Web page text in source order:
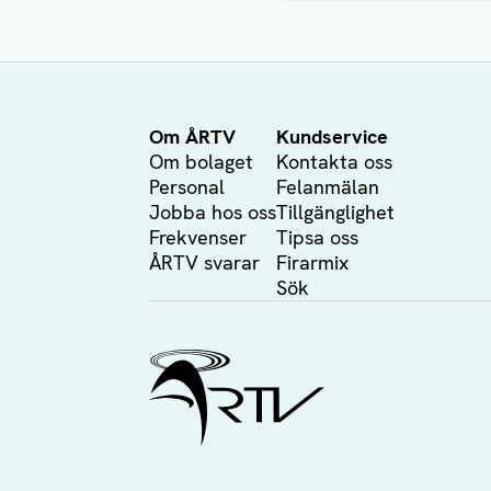
Om ÅRTV
Om bolaget
Personal
Jobba hos oss
Frekvenser
ÅRTV svarar
Kundservice
Kontakta oss
Felanmälan
Tillgänglighet
Tipsa oss
Firarmix
Sök
Ålands Radio & TV